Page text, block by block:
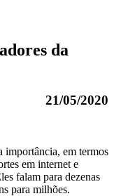
da
21/05/2020
importância, em termos
em internet e
falam para dezenas
para milhões.